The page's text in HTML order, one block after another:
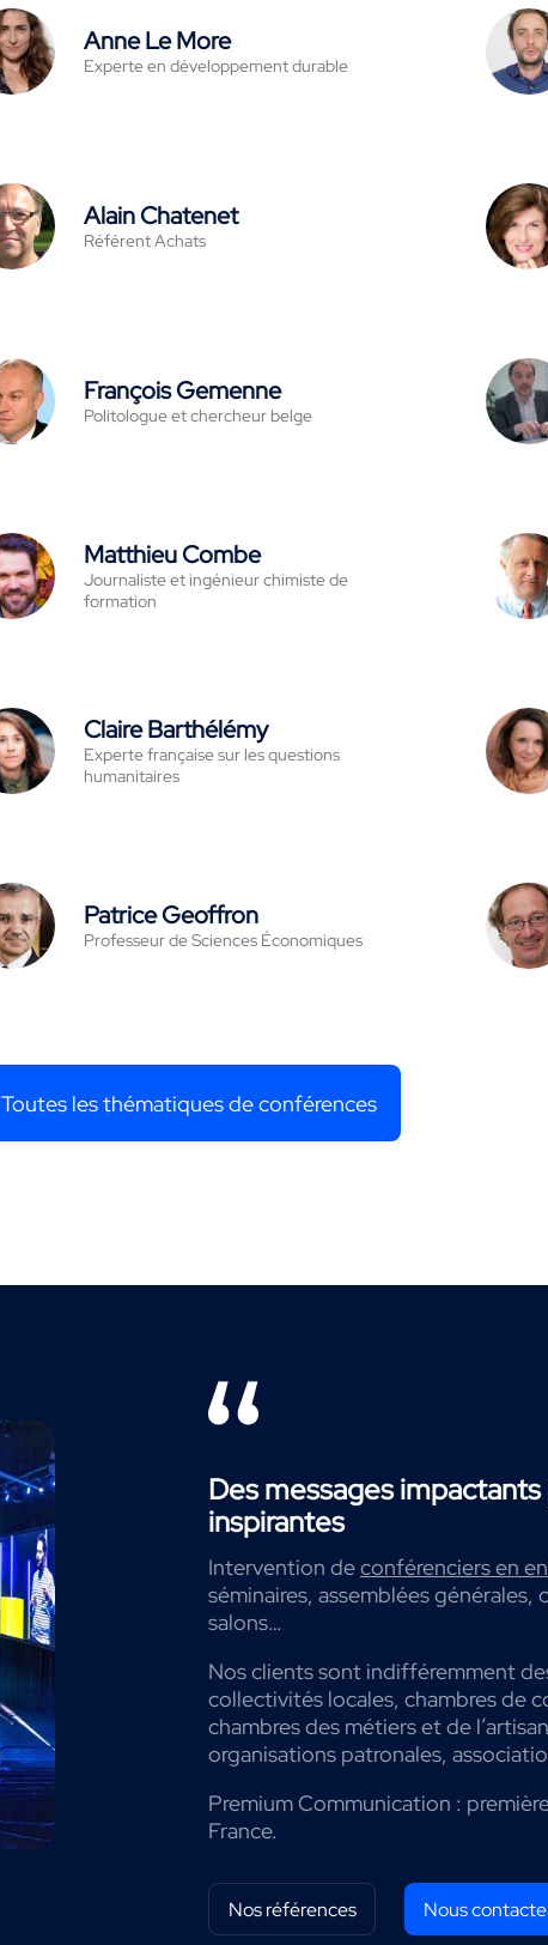
Anne Le More
Experte en développement durable
Alain Chatenet
Référent Achats
François Gemenne
Politologue et chercheur belge
Matthieu Combe
Journaliste et ingénieur chimiste de
formation
Claire Barthélémy
Experte française sur les questions
humanitaires
Patrice Geoffron
Professeur de Sciences Économiques
Toutes les thématiques de conférences
Des messages
inspirantes
Intervention deconférenciers en
séminaires, assemblées
salons…
Nos clients sont indifféremment
collectivités locales, chambres de
chambres des métiers et de
organisations patronales,
Premium Communication :
France.
Nos références Nous